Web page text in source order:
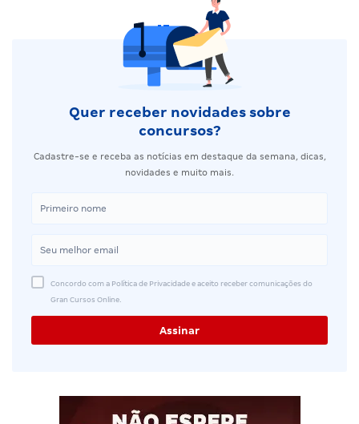
Quer receber novidades sobre
concursos?
Cadastre-se e receba as notícias em destaque da semana, dicas,
novidades e muito mais.
Concordo com a Política de Privacidade e aceito receber comunicações do
Gran Cursos Online.